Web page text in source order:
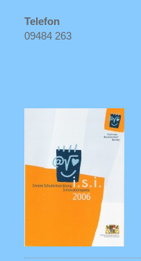
Telefon
09484 263